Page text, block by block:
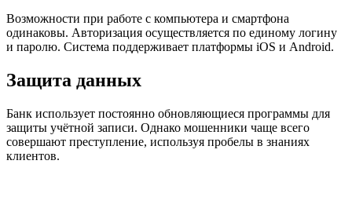
Возможности при работе с компьютера и смартфона
одинаковы. Авторизация осуществляется по единому логину
и паролю. Система поддерживает платформы iOS и Android.
Защита данных
Банк использует постоянно обновляющиеся программы для
защиты учётной записи. Однако мошенники чаще всего
совершают преступление, используя пробелы в знаниях
клиентов.